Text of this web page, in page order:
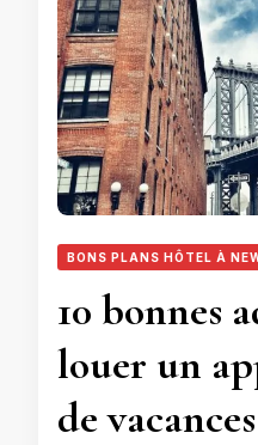
BONS PLANS HÔTEL À
10 bonnes
louer un
de